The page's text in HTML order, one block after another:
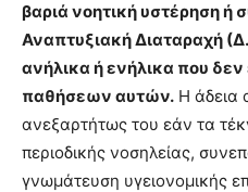
βαριά νοητική υστέρηση ή
Αναπτυξιακή Διαταραχή
ανήλικα ή ενήλικα που
παθήσεων αυτών. Η άδεια
ανεξαρτήτως του εάν τα
περιοδικής νοσηλείας,
γνωμάτευση υγειονομικής